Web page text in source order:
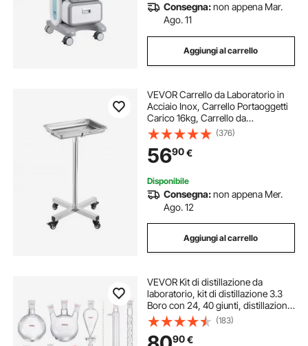
Consegna:non appena Mar.
Ago. 11
Aggiungi al carrello
VEVOR Carrello da Laboratorio in
Acciaio Inox, Carrello Portaoggetti
Carico 16kg, Carrello da
Laboratorio Regolabile in Altezza
84-132,5 cm, Vassoio Rimovibile,
Carrello per Clinica Salone
Ospedale
(376)
5690€
Disponibile
Consegna:non appena Mer.
Ago. 12
Aggiungi al carrello
VEVOR Kit di distillazione da
laboratorio, kit di distillazione 3.3
Boro con 24, 40 giunti, distillazione
di oli essenziali da 1000 ml, set di
attrezzature per vetreria da 29 pezzi
(183)
90€